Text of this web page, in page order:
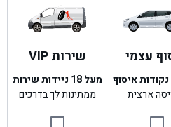
עצמי
נקודות איסוף
ארצית
שירות VIP
מעל 18 ניידות שירות
ממתינות לך בדרכים